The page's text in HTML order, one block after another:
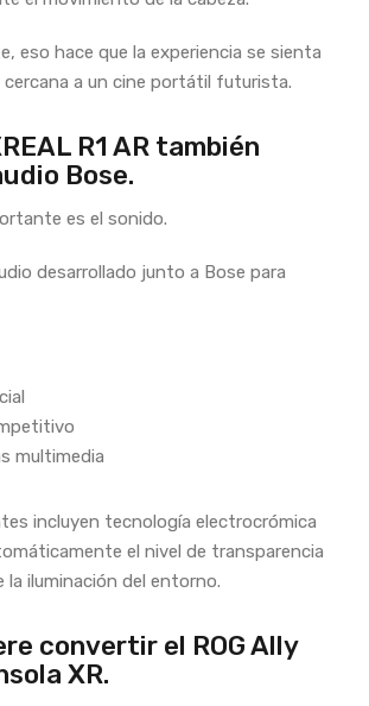
eso hace que la experiencia se sienta
cercana a un cine portátil futurista.
R1 AR también
Bose.
es el sonido.
desarrollado junto a Bose para
multimedia
incluyen tecnología electrocrómica
el nivel de transparencia
la iluminación del entorno.
convertir el ROG Ally
XR.